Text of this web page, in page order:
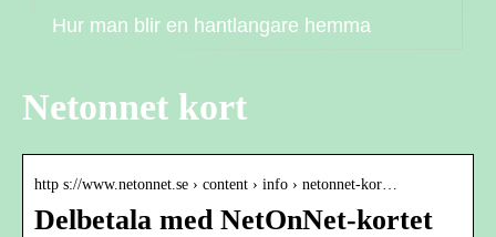
Hur man blir en hantlangare hemma
Netonnet kort
http s://www.netonnet.se › content › info › netonnet-kor…
Delbetala med NetOnNet-kortet